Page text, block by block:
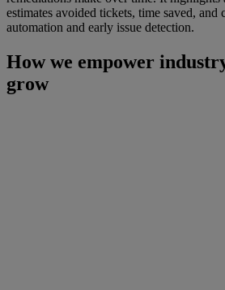
estimates avoided tickets, time saved, and
automation and early issue detection.
How we empower
grow